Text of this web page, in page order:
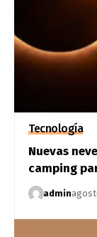
Tecnología
Nuevas
camping
admin